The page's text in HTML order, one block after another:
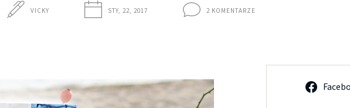
VICKY STY, 22, 2017 2 KOMENTARZE